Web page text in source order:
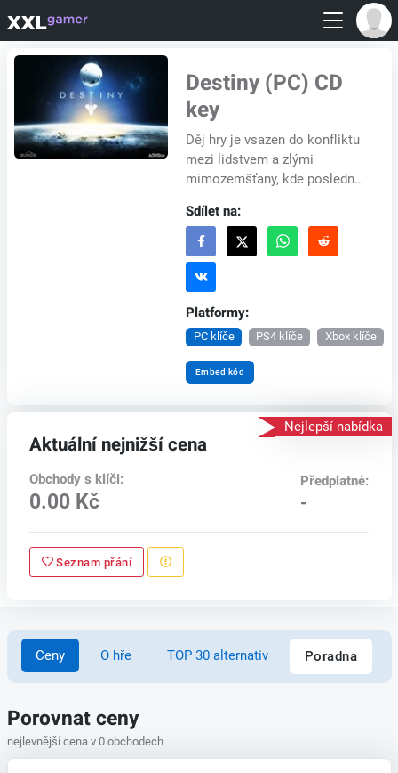
Destiny (PC) CD
key
Děj hry je vsazen do konfliktu
mezi lidstvem a zlými
mimozemšťany, kde poslední
Cestujícího. Vaším úkolem je
zachránit li...
Sdílet na:
Platformy:
PC klíče PS4 klíče Xbox klíče
Embed kód
Nejlepší nabídka
Aktuální nejnižší cena
Obchody s klíči:
0.00 Kč
Předplatné:
-
Seznam přání
Ceny O hře TOP 30 alternativ Poradna
Porovnat ceny
nejlevnější cena v 0 obchodech